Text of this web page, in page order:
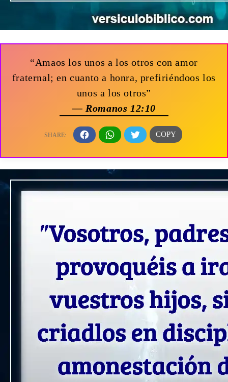
“Amaos los unos a los otros con amor
fraternal; en cuanto a honra, prefiriéndoos los
unos a los otros”
— Romanos 12:10